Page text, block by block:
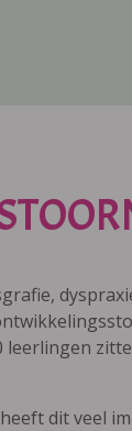
dit veel